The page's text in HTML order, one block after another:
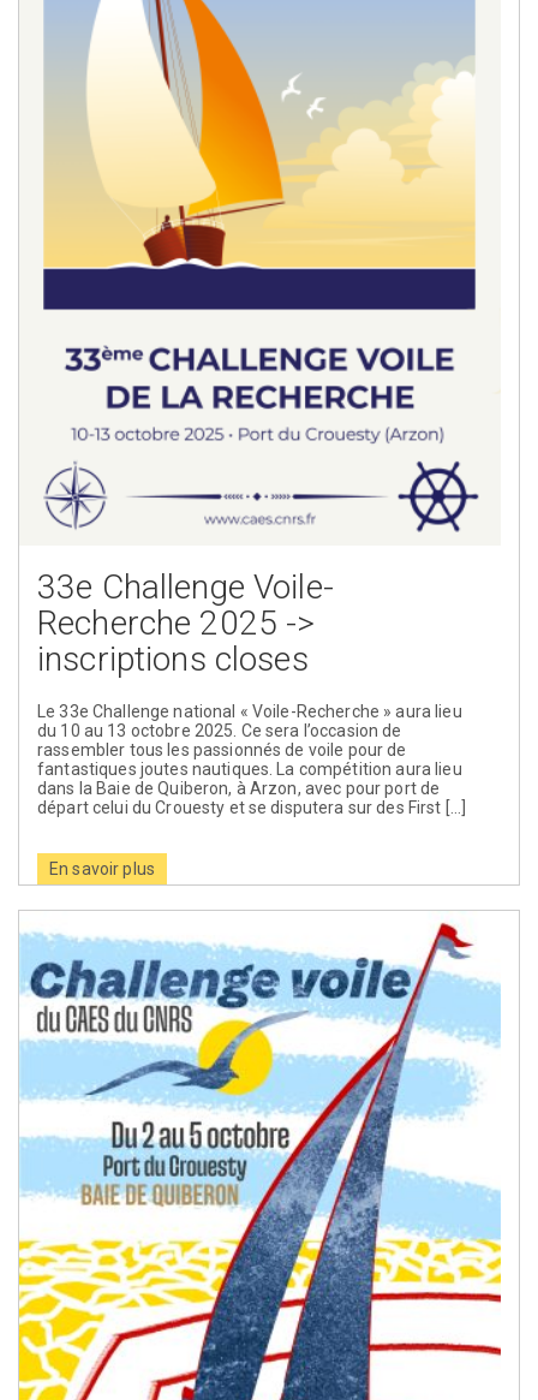
33e Challenge Voile-
Recherche 2025 ->
inscriptions closes
Le 33e Challenge national « Voile-Recherche » aura lieu
du 10 au 13 octobre 2025. Ce sera l’occasion de
rassembler tous les passionnés de voile pour de
fantastiques joutes nautiques. La compétition aura lieu
dans la Baie de Quiberon, à Arzon, avec pour port de
départ celui du Crouesty et se disputera sur des First […]
En savoir plus